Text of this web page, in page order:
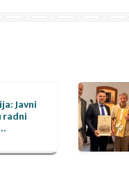
Javni
radni